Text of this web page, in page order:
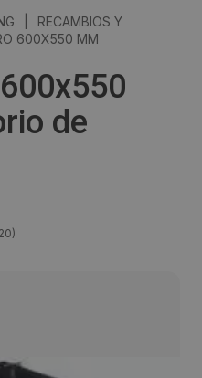
RECAMBIOS Y
600X550 MM
de
)